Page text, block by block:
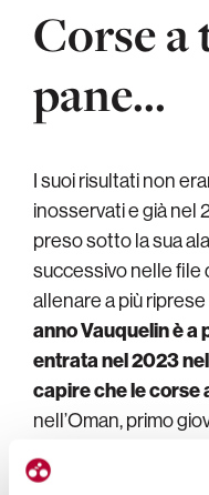
Corse a
pane…
I suoi risultati non
inosservati e già nel
preso sotto la sua
successivo nelle file
allenare a più
anno Vauquelin è
entrata nel 2023
capire che le corse
nell’Oman, primo
Race in Norvegia,
anche al Giro del